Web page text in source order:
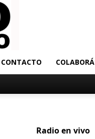
CONTACTO COLABORÁ
Radio en vivo